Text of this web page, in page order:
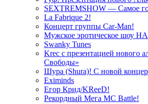
SEXTREMSHOW — Самое
La Fabrique 2!
Концерт группы Car-Man!
Мужское эротическое шоу
Swanky Tunes
Krec с презентацией нового
Свободы»
Шура (Shura)! С новой
Eximinds
Егор Крид/KReeD!
Рекордный Мега МС Battle!